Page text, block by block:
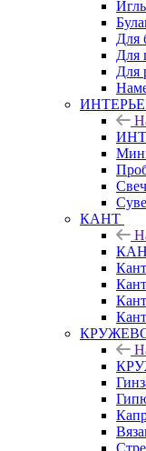
Для
Для
Для
КАНТ